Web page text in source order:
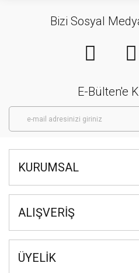
Bizi Sosyal
E-Bülten'e
KURUMSAL
ALIŞVERİŞ
ÜYELİK